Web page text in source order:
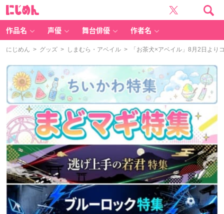
作品名 声優 舞台俳優 作者名
にじめん > グッズ > しまむら・アベイル > 「お茶犬×アベイル」8月2日より